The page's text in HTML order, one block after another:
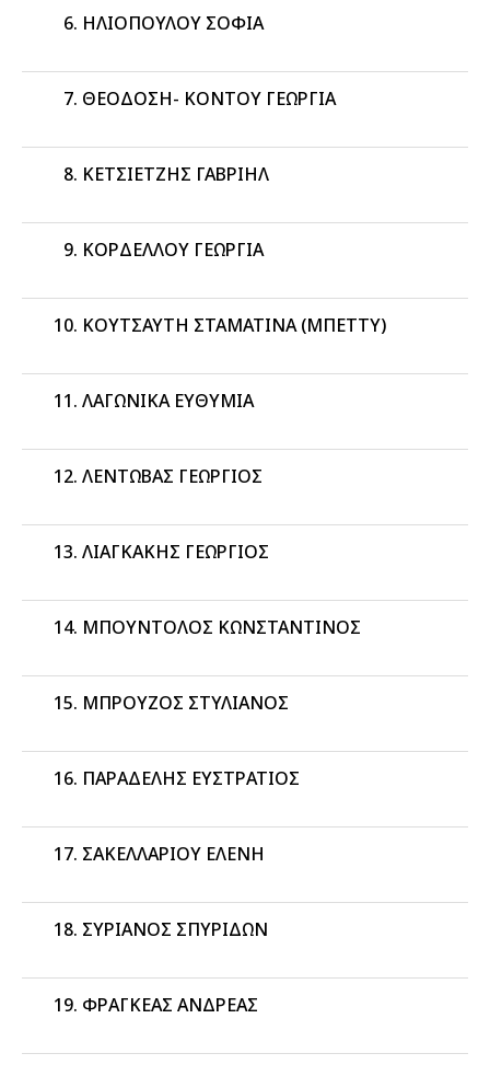
ΗΛΙΟΠΟΥΛΟΥ ΣΟΦΙΑ
ΘΕΟΔΟΣΗ- ΚΟΝΤΟΥ ΓΕΩΡΓΙΑ
ΚΕΤΣΙΕΤΖΗΣ ΓΑΒΡΙΗΛ
ΚΟΡΔΕΛΛΟΥ ΓΕΩΡΓΙΑ
ΚΟΥΤΣΑΥΤΗ ΣΤΑΜΑΤΙΝΑ (ΜΠΕΤΤΥ)
ΛΑΓΩΝΙΚΑ ΕΥΘΥΜΙΑ
ΛΕΝΤΩΒΑΣ ΓΕΩΡΓΙΟΣ
ΛΙΑΓΚΑΚΗΣ ΓΕΩΡΓΙΟΣ
ΜΠΟΥΝΤΟΛΟΣ ΚΩΝΣΤΑΝΤΙΝΟΣ
ΜΠΡΟΥΖΟΣ ΣΤΥΛΙΑΝΟΣ
ΠΑΡΑΔΕΛΗΣ ΕΥΣΤΡΑΤΙΟΣ
ΣΑΚΕΛΛΑΡΙΟΥ ΕΛΕΝΗ
ΣΥΡΙΑΝΟΣ ΣΠΥΡΙΔΩΝ
ΦΡΑΓΚΕΑΣ ΑΝΔΡΕΑΣ